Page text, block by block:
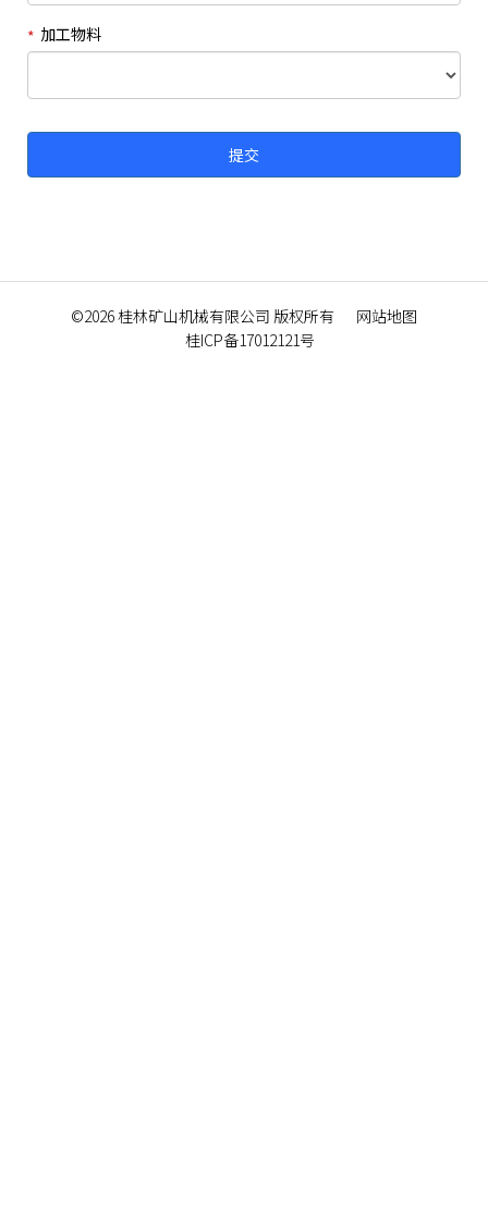
加工物料
©2026桂林矿山机械有限公司 版权所有
网站地图
桂ICP备17012121号